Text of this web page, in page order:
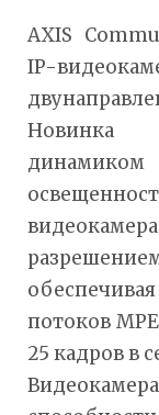
AXIS
IP-
Новинка
потоков
25 кадров в